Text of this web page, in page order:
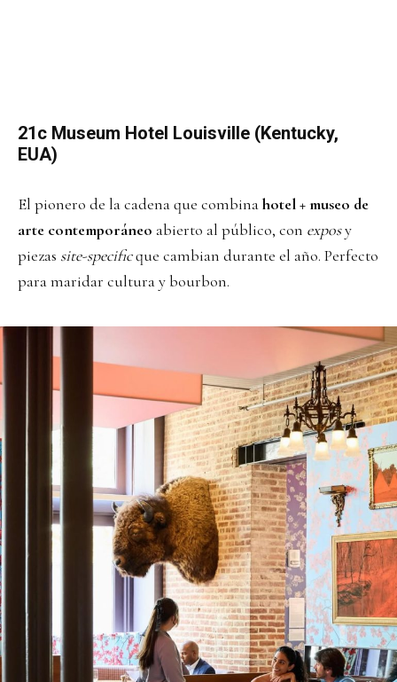
21c Museum Hotel Louisville (Kentucky,
EUA)
El pionero de la cadena que combinahotel + museo de
arte contemporáneo abierto al público, con exposy
piezas site-specificque cambian durante el año. Perfecto
para maridar cultura y bourbon.